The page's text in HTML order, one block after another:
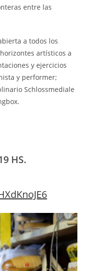
entre las
a todos los
artísticos a
y ejercicios
y performer;
Schlossmediale
HS.